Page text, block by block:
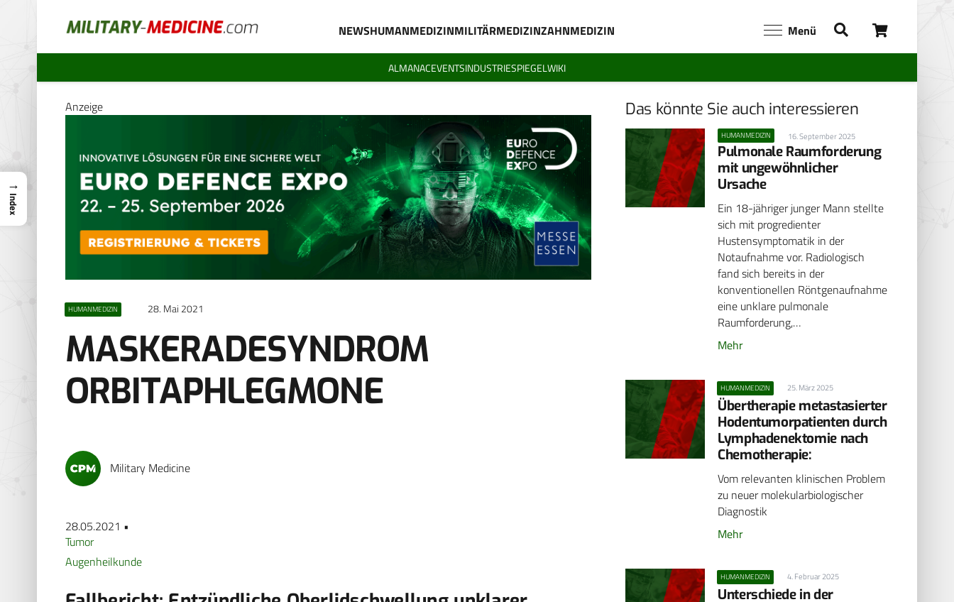
NEWSHUMANMEDIZINMILITÄRMEDIZINZAHNMEDIZIN Menü
ALMANACEVENTSINDUSTRIESPIEGELWIKI
Anzeige
HUMANMEDIZIN 28. Mai 2021
MASKERADESYNDROM
ORBITAPHLEGMONE
Military Medicine
28.05.2021 •
Tumor
Augenheilkunde
Das könnte Sie auch interessieren
HUMANMEDIZIN 16. September 2025
Pulmonale Raumforderung
mit ungewöhnlicher
Ursache
Ein 18-jähriger junger Mann stellte
sich mit progredienter
Hustensymptomatik in der
Notaufnahme vor. Radiologisch
fand sich bereits in der
konventionellen Röntgenaufnahme
eine unklare pulmonale
Raumforderung,…
Mehr
HUMANMEDIZIN 25. März 2025
Übertherapie metastasierter
Hodentumorpatienten durch
Lymphadenektomie nach
Chemotherapie:
Vom relevanten klinischen Problem
zu neuer molekularbiologischer
Diagnostik
Mehr
HUMANMEDIZIN 4. Februar 2025
Unterschiede in der
→
Index